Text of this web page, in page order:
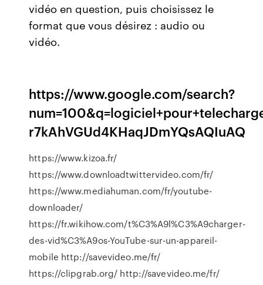
vidéo en question, puis choisissez le
format que vous désirez : audio ou
vidéo.
https://www.google.com/search?
r7kAhVGUd4KHaqJDmYQsAQIuAQ
https://www.kizoa.fr/
https://www.downloadtwittervideo.com/fr/
https://www.mediahuman.com/fr/youtube-
downloader/
https://fr.wikihow.com/t%C3%A9l%C3%A9charger-
des-vid%C3%A9os-YouTube-sur-un-appareil-
mobile http://savevideo.me/fr/
https://clipgrab.org/ http://savevideo.me/fr/